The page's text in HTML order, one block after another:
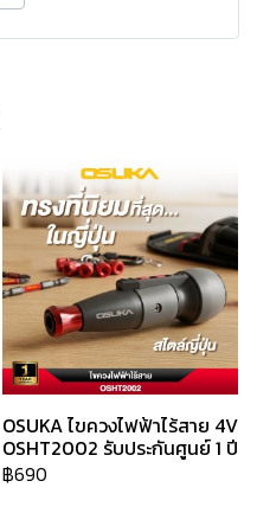
OSUKA ไขควงไฟฟ้าไร้สาย 4V
OSHT2002 รับประกันศูนย์ 1 ปี
฿690